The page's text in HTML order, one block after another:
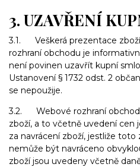
3. UZAVŘENÍ
3.1. Veškerá prezentace
rozhraní obchodu je
není povinen uzavřít kupní
Ustanovení § 1732 odst. 2
se nepoužije.
3.2. Webové rozhraní
zboží, a to včetně uvedení cen
za navrácení zboží, jestliže
nemůže být navráceno
zboží jsou uvedeny včetně